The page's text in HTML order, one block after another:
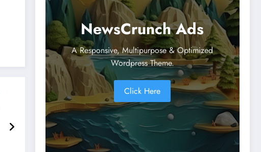
NewsCrunch Ads
A Responsive, Multipurpose & Optimized
Wordpress Theme.
Click Here